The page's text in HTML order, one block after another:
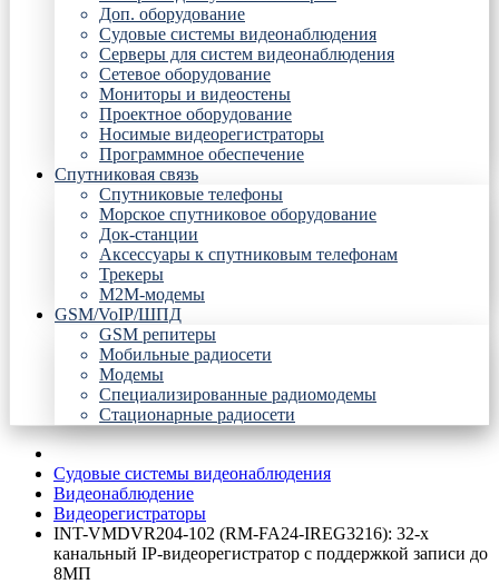
Доп. оборудование
Судовые системы видеонаблюдения
Серверы для систем видеонаблюдения
Сетевое оборудование
Мониторы и видеостены
Проектное оборудование
Носимые видеорегистраторы
Программное обеспечение
Спутниковая связь
Спутниковые телефоны
Морское спутниковое оборудование
Док-станции
Аксессуары к спутниковым телефонам
Трекеры
М2М-модемы
GSM/VoIP/ШПД
GSM репитеры
Мобильные радиосети
Модемы
Специализированные радиомодемы
Стационарные радиосети
Судовые системы видеонаблюдения
Видеонаблюдение
Видеорегистраторы
INT-VMDVR204-102 (RM-FA24-IREG3216): 32-х
канальный IP-видеорегистратор с поддержкой записи до
8МП